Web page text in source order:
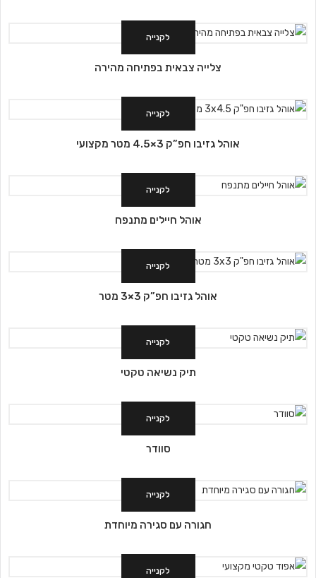
לקנייה
צלייה צבאית בפתיחה מהירה
לקנייה
אוהל גזיבו חפ”ק 3×4.5 מטר מקצועי
לקנייה
אוהל חיילים מתנפח
לקנייה
אוהל גזיבו חפ”ק 3×3 מטר
לקנייה
תיק נשיאה טקטי
לקנייה
סוודר
לקנייה
חגורה עם סגירה מיוחדת
לקנייה